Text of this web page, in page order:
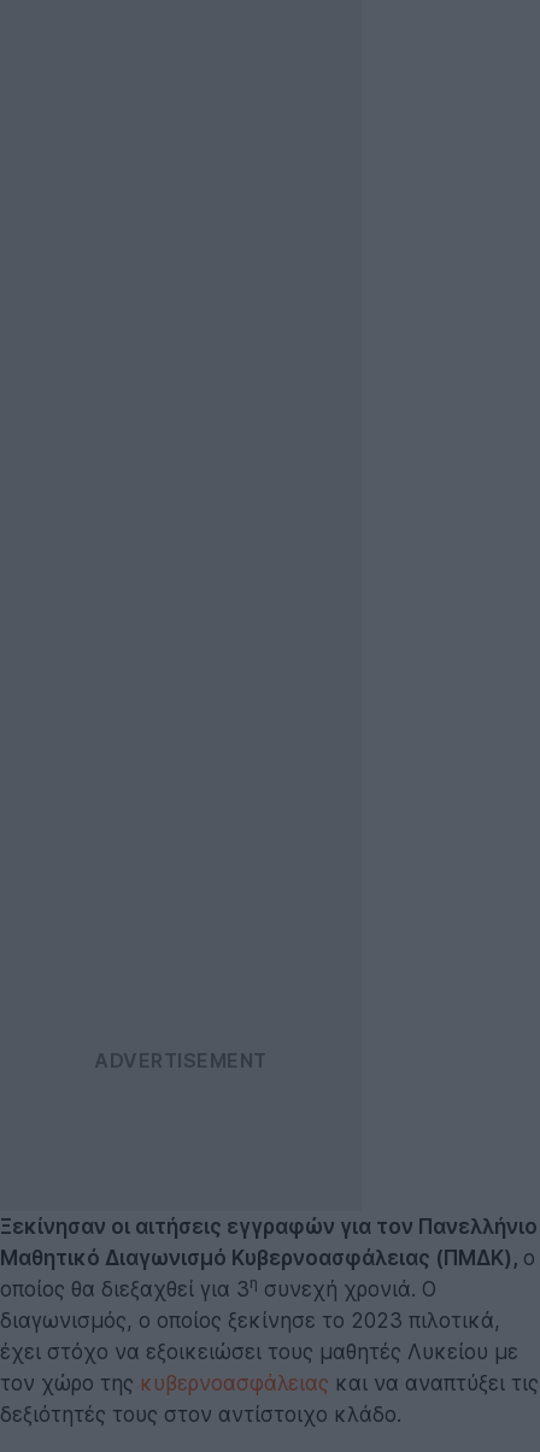
Ξεκίνησαν οι αιτήσεις εγγραφών για τον Πανελλήνιο
Μαθητικό Διαγωνισμό Κυβερνοασφάλειας (ΠΜΔΚ), ο
οποίος θα διεξαχθεί για 3η συνεχή χρονιά. Ο
διαγωνισμός, ο οποίος ξεκίνησε το 2023 πιλοτικά,
έχει στόχο να εξοικειώσει τους μαθητές Λυκείου με
τον χώρο της κυβερνοασφάλειας και να αναπτύξει τις
δεξιότητές τους στον αντίστοιχο κλάδο.